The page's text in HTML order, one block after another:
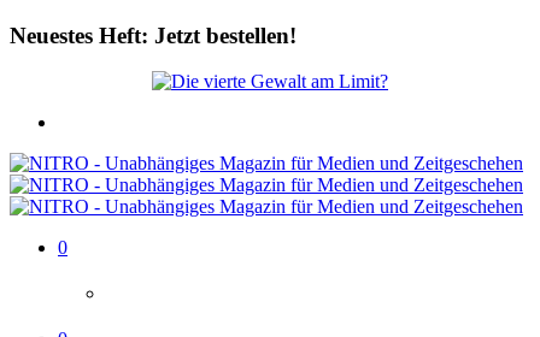
Neuestes Heft: Jetzt bestellen!
0